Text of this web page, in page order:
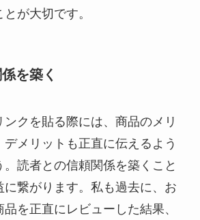
が大切です。
を築く
クを貼る際には、商品のメリ
デメリットも正直に伝えるよう
読者との信頼関係を築くこと
に繋がります。私も過去に、お
を正直にレビューした結果、